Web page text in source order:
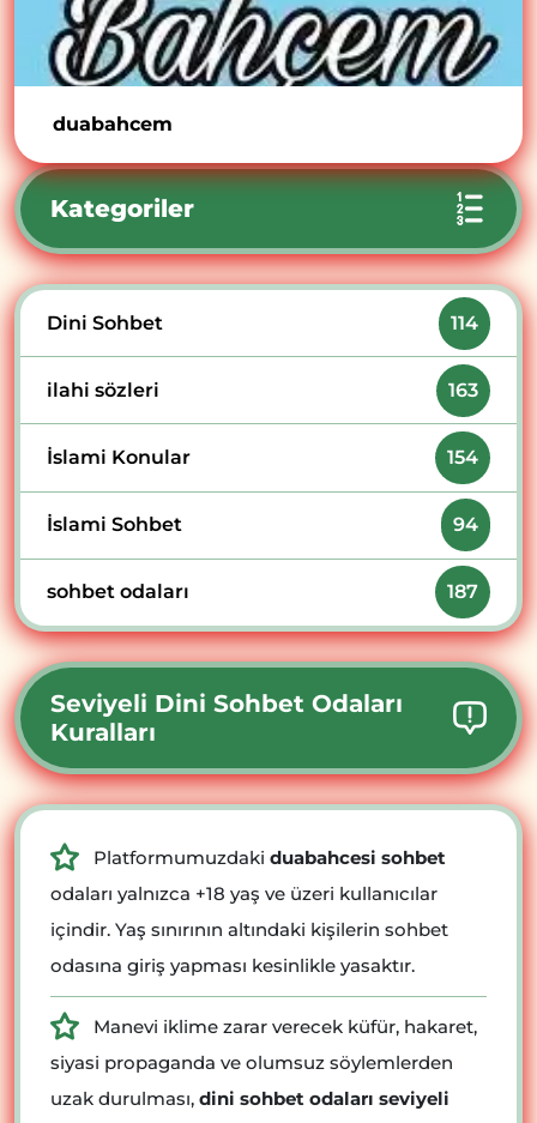
duabahcem
Kategoriler
Dini Sohbet 114
ilahi sözleri 163
İslami Konular 154
İslami Sohbet 94
sohbet odaları 187
Seviyeli Dini Sohbet Odaları
Kuralları
Platformumuzdaki duabahcesi sohbet
odaları yalnızca +18 yaş ve üzeri kullanıcılar
içindir. Yaş sınırının altındaki kişilerin sohbet
odasına giriş yapması kesinlikle yasaktır.
Manevi iklime zarar verecek küfür, hakaret,
siyasi propaganda ve olumsuz söylemlerden
uzak durulması, dini sohbet odaları seviyeli